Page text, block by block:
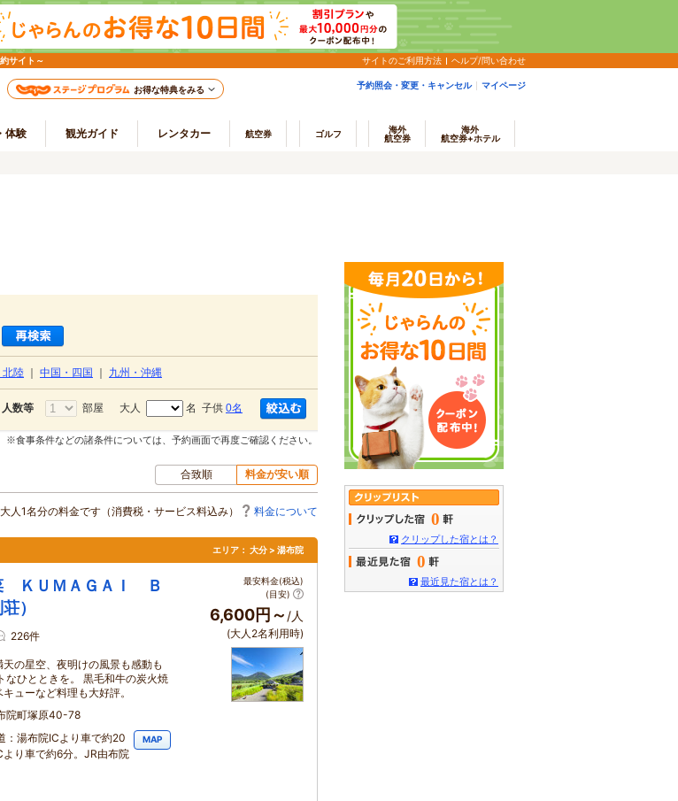
サイト～ サイトのご利用方法 ヘルプ/問い合わせ
お得な特典をみる 予約照会・変更・キャンセル マイページ
体験 観光ガイド レンタカー 航空券 ゴルフ
海外
航空券
海外
航空券+ホテル
北陸 中国・四国 九州・沖縄
人数等 部屋 大人 名 子供 0名
※食事条件などの諸条件については、予約画面で再度ご確認ください。
合致順 料金が安い順
人1名分の料金です（消費税・サービス料込み） 料金について
エリア： 大分 > 湯布院
ＫＵＭＡＧＡＩ Ｂ
）
226件
の星空、夜明けの風景も感動も
なひとときを。 黒毛和牛の炭火焼
ューなど料理も大好評。
院町塚原40-78
：湯布院ICより車で約20
り車で約6分。JR由布院
MAP
最安料金(税込)
(目安)
6,600円～ /人
(大人2名利用時)
0
クリップした宿とは？
0
最近見た宿とは？